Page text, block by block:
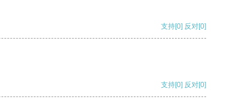
支持[0] 反对[0]
支持[0] 反对[0]